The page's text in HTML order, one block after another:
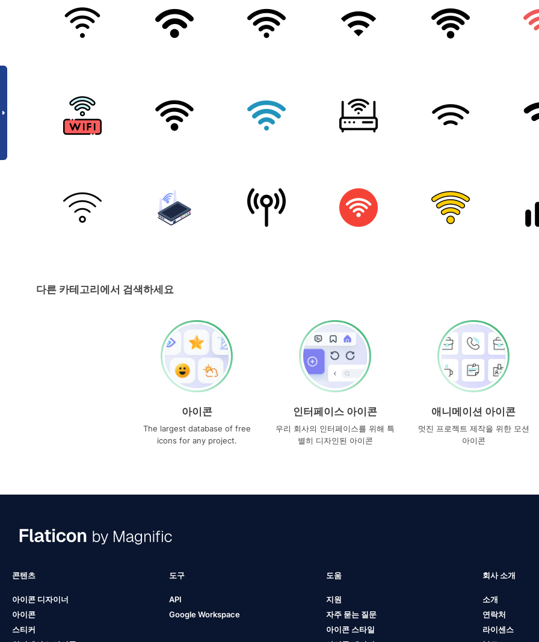
다른 카테고리에서 검색하세요
아이콘
The largest database of free
icons for any project.
인터페이스 아이콘
우리 회사의 인터페이스를 위해 특
별히 디자인된 아이콘
애니메이션 아이콘
멋진 프로젝트 제작을 위한 모션
아이콘
콘텐츠
아이콘 디자이너
아이콘
스티커
도구
API
Google Workspace
도움
지원
자주 묻는 질문
아이콘 스타일
회사 소개
소개
연락처
라이센스